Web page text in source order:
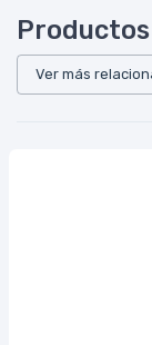
Ver más